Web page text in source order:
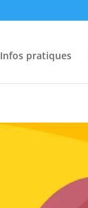
Infos pratiques